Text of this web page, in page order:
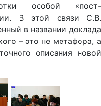
особой «пост-
В этой связи С.В.
в названии доклада
– это не метафора, а
описания новой